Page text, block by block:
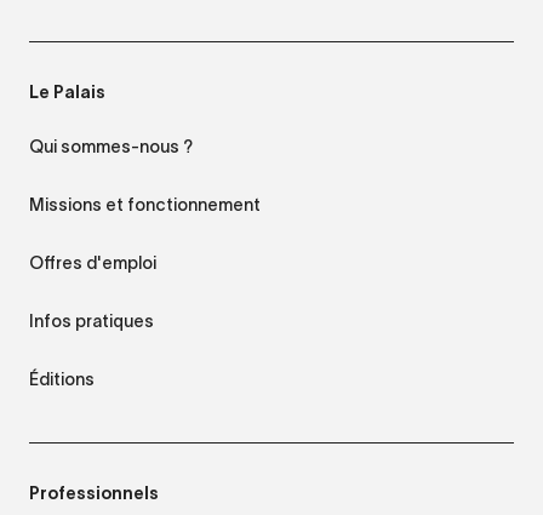
Le Palais
Qui sommes-nous ?
Missions et fonctionnement
Offres d'emploi
Infos pratiques
Éditions
Professionnels